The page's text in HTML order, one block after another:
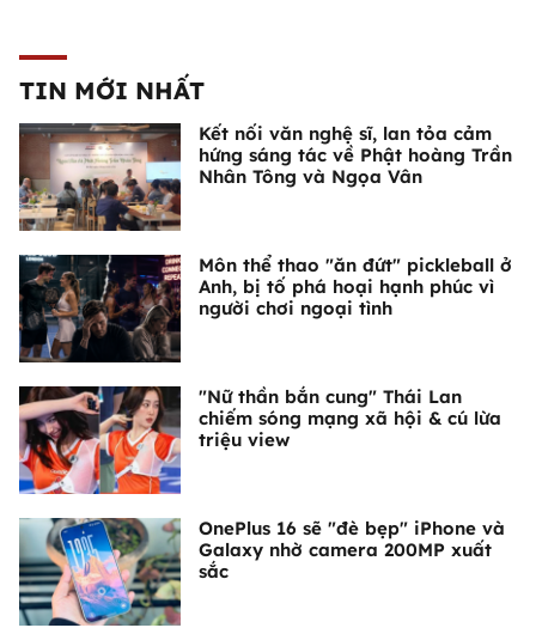
TIN MỚI NHẤT
Kết nối văn nghệ sĩ, lan tỏa cảm
hứng sáng tác về Phật hoàng Trần
Nhân Tông và Ngọa Vân
Môn thể thao "ăn đứt" pickleball ở
Anh, bị tố phá hoại hạnh phúc vì
người chơi ngoại tình
"Nữ thần bắn cung" Thái Lan
chiếm sóng mạng xã hội & cú lừa
triệu view
OnePlus 16 sẽ "đè bẹp" iPhone và
Galaxy nhờ camera 200MP xuất
sắc